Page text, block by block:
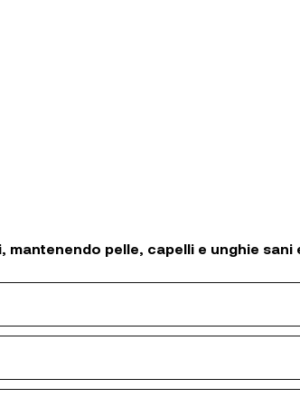
pelle, capelli e unghie sani